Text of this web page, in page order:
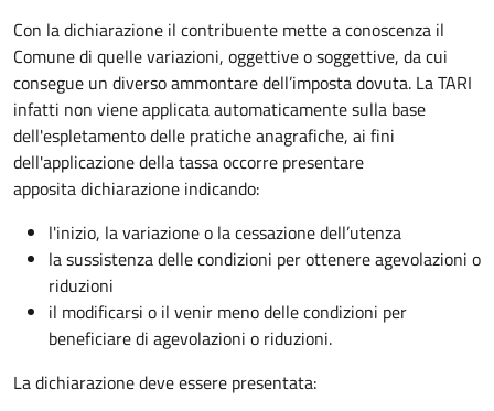
Con la dichiarazione il contribuente mette a conoscenza il
Comune di quelle variazioni, oggettive o soggettive, da cui
consegue un diverso ammontare dell’imposta dovuta. La TARI
infatti non viene applicata automaticamente sulla base
dell'espletamento delle pratiche anagrafiche, ai fini
dell'applicazione della tassa occorre presentare
apposita dichiarazione indicando:
l'inizio, la variazione o la cessazione dell’utenza
la sussistenza delle condizioni per ottenere agevolazioni o
riduzioni
il modificarsi o il venir meno delle condizioni per
beneficiare di agevolazioni o riduzioni.
La dichiarazione deve essere presentata: